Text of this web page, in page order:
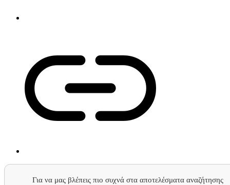
Για να μας βλέπεις πιο συχνά στα αποτελέσματα αναζήτησης